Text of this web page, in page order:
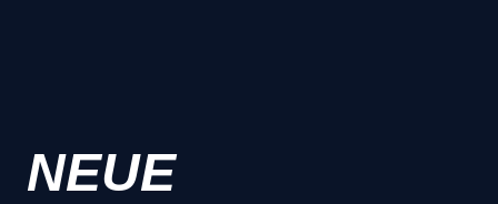
NEUE